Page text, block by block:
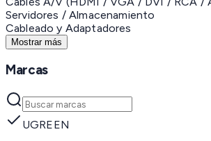
Servidores / Almacenamiento
Cableado y Adaptadores
Mostrar más
Marcas
UGREEN